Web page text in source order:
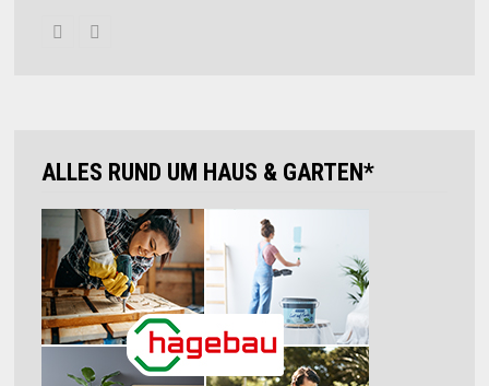
ALLES RUND UM HAUS & GARTEN*